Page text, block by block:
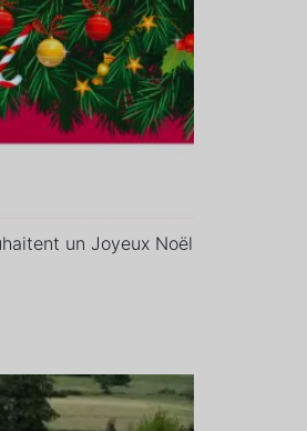
un Joyeux Noël